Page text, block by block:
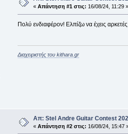
« Απάντηση #1 στις: 16/08/24, 11:29 »
Πολύ ενδιαφέρον! Ελπίζω να έχεις
Διαχειριστής του kithara.gr
Απ: Stel Andre Guitar Contest
« Απάντηση #2 στις: 16/08/24, 15:47